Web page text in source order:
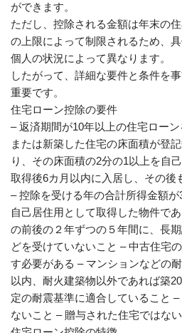
ができます。
ただし、控除される金額は年末の
の上限によって制限されるため、
個人の状況によって異なります。
したがって、詳細な要件と条件を
重要です。
住宅ローン控除の要件
– 返済期間が10年以上の住宅ロー
または新築した住宅の床面積が登
り、その床面積の2分の1以上を自
取得後6カ月以内に入居し、その後
– 控除を受ける年の合計所得金額
自己居住用として取得した物件で
の前後の２年ずつの５年間に、長
どを受けていないこと – 中古住宅
す必要がある – マンションなどの
以内、耐火建築物以外であれば築
定の耐震基準に適合していること
ないこと – 贈与された住宅ではな